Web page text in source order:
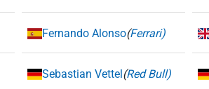
Fernando Alonso(Ferrari)
Sebastian Vettel(Red Bull)